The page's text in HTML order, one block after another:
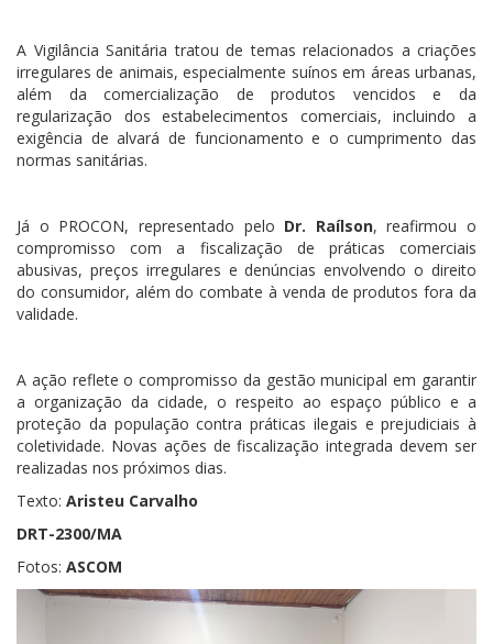
A Vigilância Sanitária tratou de temas relacionados a criações
irregulares de animais, especialmente suínos em áreas urbanas,
além da comercialização de produtos vencidos e da
regularização dos estabelecimentos comerciais, incluindo a
exigência de alvará de funcionamento e o cumprimento das
normas sanitárias.
Já o PROCON, representado pelo Dr. Raílson, reafirmou o
compromisso com a fiscalização de práticas comerciais
abusivas, preços irregulares e denúncias envolvendo o direito
do consumidor, além do combate à venda de produtos fora da
validade.
A ação reflete o compromisso da gestão municipal em garantir
a organização da cidade, o respeito ao espaço público e a
proteção da população contra práticas ilegais e prejudiciais à
coletividade. Novas ações de fiscalização integrada devem ser
realizadas nos próximos dias.
Texto: Aristeu Carvalho
DRT-2300/MA
Fotos: ASCOM